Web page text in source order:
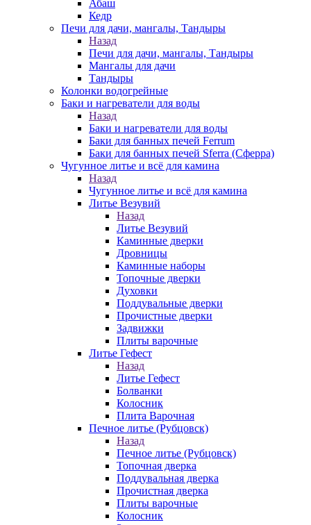
Абаш
Кедр
Печи для дачи, мангалы, Тандыры
Назад
Печи для дачи, мангалы, Тандыры
Мангалы для дачи
Тандыры
Колонки водогрейные
Баки и нагреватели для воды
Назад
Баки и нагреватели для воды
Баки для банных печей Ferrum
Баки для банных печей Sferra (Сферра)
Чугунное литье и всё для камина
Назад
Чугунное литье и всё для камина
Литье Везувий
Назад
Литье Везувий
Каминные дверки
Дровницы
Каминные наборы
Топочные дверки
Духовки
Поддувальные дверки
Прочистные дверки
Задвижки
Плиты варочные
Литье Гефест
Назад
Литье Гефест
Болванки
Колосник
Плита Варочная
Печное литье (Рубцовск)
Назад
Печное литье (Рубцовск)
Топочная дверка
Поддувальная дверка
Прочистная дверка
Плиты варочные
Колосник